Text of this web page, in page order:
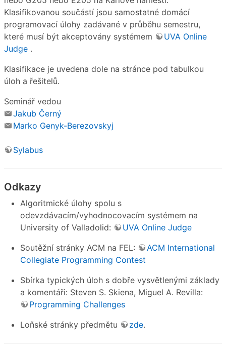
Klasifikovanou součástí jsou samostatné domácí
programovací úlohy zadávané v průběhu semestru,
které musí být akceptovány systémem
UVA Online
Judge .
Klasifikace je uvedena dole na stránce pod tabulkou
úloh a řešitelů.
Seminář vedou
Jakub Černý
Marko Genyk-Berezovskyj
Sylabus
Odkazy
Algoritmické úlohy spolu s
odevzdávacím/vyhodnocovacím systémem na
University of Valladolid:
UVA Online Judge
Soutěžní stránky ACM na FEL:
ACM International
Collegiate Programming Contest
Sbírka typických úloh s dobře vysvětlenými základy
a komentáři: Steven S. Skiena, Miguel A. Revilla:
Programming Challenges
Loňské stránky předmětu
zde.